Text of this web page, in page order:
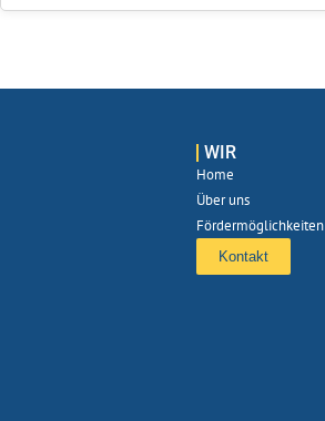
WIR
Home
Über uns
Fördermöglichkeiten
Kontakt